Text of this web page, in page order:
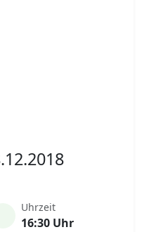
Uhrzeit
16:30 Uhr